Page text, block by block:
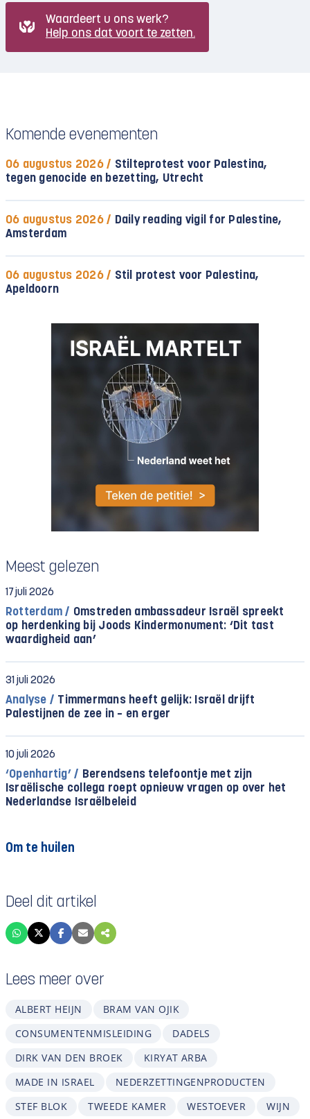
Waardeert u ons werk?
Help ons dat voort te zetten.
Komende evenementen
06 augustus 2026 / Stilteprotest voor Palestina,
tegen genocide en bezetting, Utrecht
06 augustus 2026 / Daily reading vigil for Palestine,
Amsterdam
06 augustus 2026 / Stil protest voor Palestina,
Apeldoorn
Meest gelezen
17 juli 2026
Rotterdam / Omstreden ambassadeur Israël spreekt
op herdenking bij Joods Kindermonument: ‘Dit tast
waardigheid aan’
31 juli 2026
Analyse / Timmermans heeft gelijk: Israël drijft
Palestijnen de zee in – en erger
10 juli 2026
‘Openhartig’ / Berendsens telefoontje met zijn
Israëlische collega roept opnieuw vragen op over het
Nederlandse Israëlbeleid
Om te huilen
Deel dit artikel
Lees meer over
ALBERT HEIJN
BRAM VAN OJIK
CONSUMENTENMISLEIDING
DADELS
DIRK VAN DEN BROEK
KIRYAT ARBA
MADE IN ISRAEL
NEDERZETTINGENPRODUCTEN
STEF BLOK
TWEEDE KAMER WESTOEVER WIJN